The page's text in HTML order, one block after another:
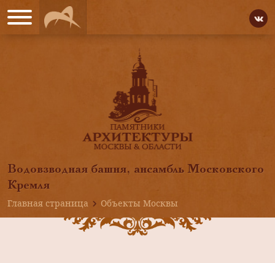
Водовзводная башня, ансамбль Московского
Кремля
Главная страница
Объекты Москвы